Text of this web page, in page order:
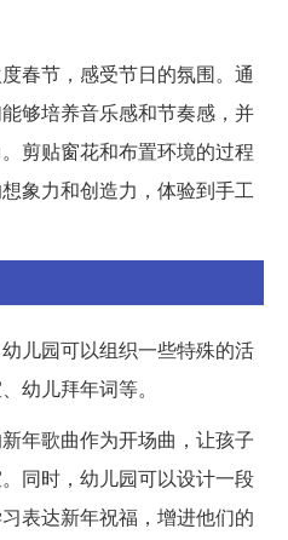
春节，感受节日的氛围。通
够培养音乐感和节奏感，并
剪贴窗花和布置环境的过程
象力和创造力，体验到手工
儿园可以组织一些特殊的活
幼儿拜年词等。
年歌曲作为开场曲，让孩子
同时，幼儿园可以设计一段
表达新年祝福，增进他们的